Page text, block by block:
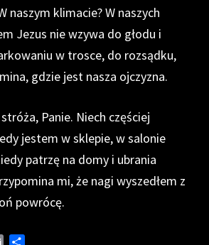
naszym klimacie? W naszych
Jezus nie wzywa do głodu i
w trosce, do rozsądku,
gdzie jest nasza ojczyzna.
Panie. Niech częściej
jestem w sklepie, w salonie
patrzę na domy i ubrania
mi, że nagi wyszedłem z
powrócę.